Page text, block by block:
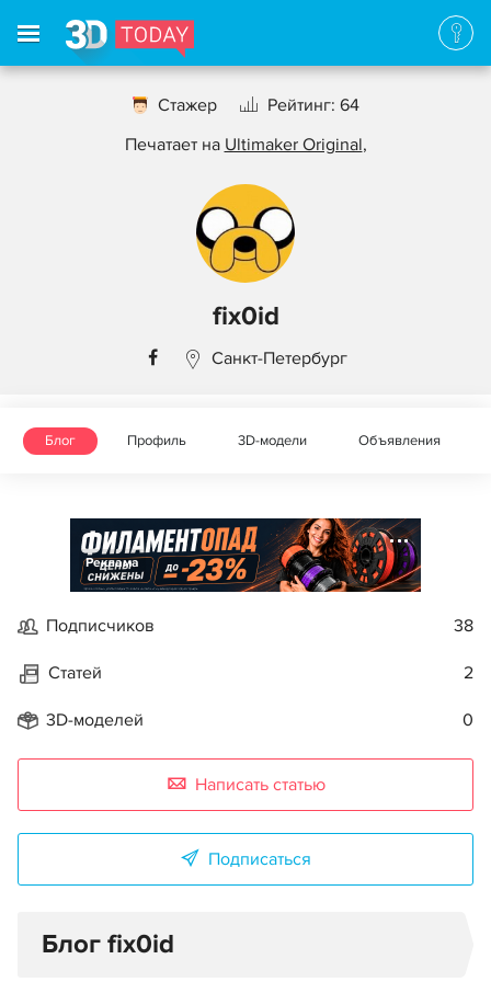
Стажер
Рейтинг: 64
Печатает на Ultimaker Original,
fix0id
Санкт-Петербург
Блог Профиль 3D-модели Объявления
Реклама
Подписчиков 38
Статей 2
3D-моделей 0
Написать статью
Подписаться
Блог fix0id